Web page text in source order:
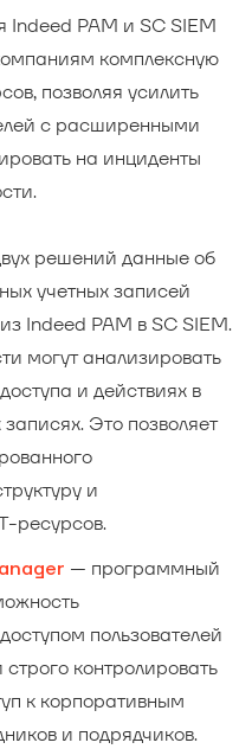
Indeed PAM и SC SIEM
комплексную
позволяя усилить
с расширенными
на инциденты
решений данные об
учетных записей
Indeed PAM в SC SIEM.
могут анализировать
и действиях в
Это позволяет
и
ресурсов.
— программный
пользователей
контролировать
к корпоративным
и подрядчиков.